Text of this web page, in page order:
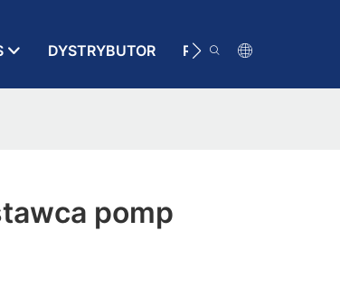
DYSTRYBUTOR RATUNEK
pomp